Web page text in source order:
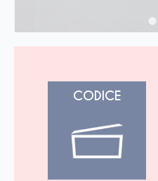
CODICE